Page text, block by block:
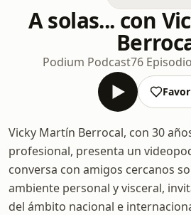
A solas... con
Podium Podcast76
Vicky Martín Berrocal, con 30
profesional, presenta un
conversa con amigos cercanos
ambiente personal y visceral,
del ámbito nacional e